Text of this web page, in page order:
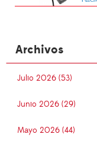
Archivos
Julio 2026 (53)
Junio 2026 (29)
Mayo 2026 (44)